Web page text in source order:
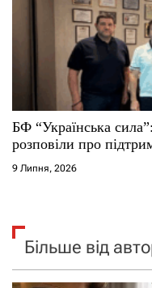
БФ “Українська
розповіли про
9 Липня, 2026
Більше від